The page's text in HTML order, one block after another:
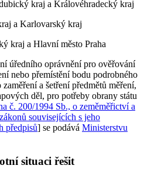
kraj a Královéhradecký kraj
a Karlovarský kraj
kraj a Hlavní město Praha
úředního oprávnění pro ověřování
nebo přemístění bodu podrobného
a šetření předmětů měření,
děl, pro potřeby obrany státu
č. 200/1994 Sb., o zeměměřictví a
souvisejících s jeho
předpisů] se podává Ministerstvu
situaci řešit